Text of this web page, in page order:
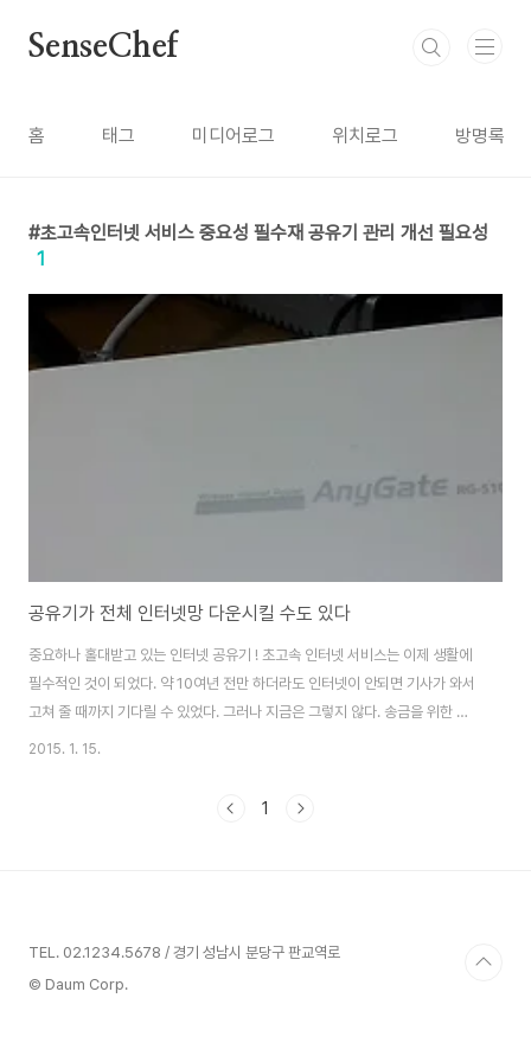
SenseChef
홈 태그 미디어로그 위치로그 방명록
초고속인터넷 서비스 중요성 필수재 공유기 관리 개선 필요성
1
공유기가 전체 인터넷망 다운시킬 수도 있다
중요하나 홀대받고 있는 인터넷 공유기 ! 초고속 인터넷 서비스는 이제 생활에
필수적인 것이 되었다. 약 10여년 전만 하더라도 인터넷이 안되면 기사가 와서
고쳐 줄 때까지 기다릴 수 있었다. 그러나 지금은 그렇지 않다. 송금을 위한 인
터넷 뱅킹, 주식 거래, 인터넷 전화, 동영상 강의 수강 등 인터넷은 우리의 일상
기는 무엇일까 ? 그것은 집과 외부의 인터넷망을 서로 연결시켜 주는 공유기이
2015. 1. 15.
1
TEL. 02.1234.5678 / 경기 성남시 분당구 판교역로
© Daum Corp.